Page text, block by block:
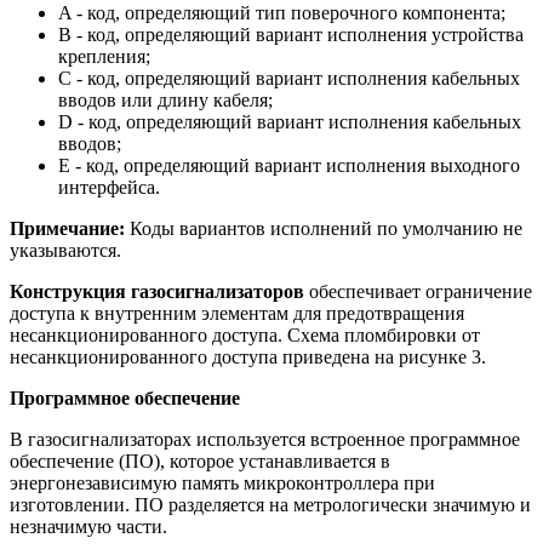
A - код, определяющий тип поверочного компонента;
B - код, определяющий вариант исполнения устройства
крепления;
C - код, определяющий вариант исполнения кабельных
вводов или длину кабеля;
D - код, определяющий вариант исполнения кабельных
вводов;
E - код, определяющий вариант исполнения выходного
интерфейса.
Примечание: Коды вариантов исполнений по умолчанию не
указываются.
Конструкция газосигнализаторов обеспечивает ограничение
доступа к внутренним элементам для предотвращения
несанкционированного доступа. Схема пломбировки от
несанкционированного доступа приведена на рисунке 3.
Программное обеспечение
В газосигнализаторах используется встроенное программное
обеспечение (ПО), которое устанавливается в
энергонезависимую память микроконтроллера при
изготовлении. ПО разделяется на метрологически значимую и
незначимую части.